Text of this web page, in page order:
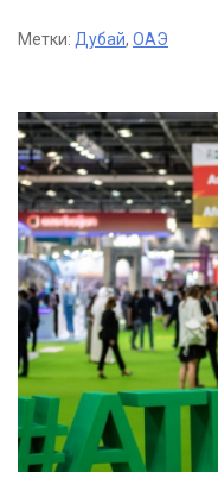
Метки: Дубай, ОАЭ